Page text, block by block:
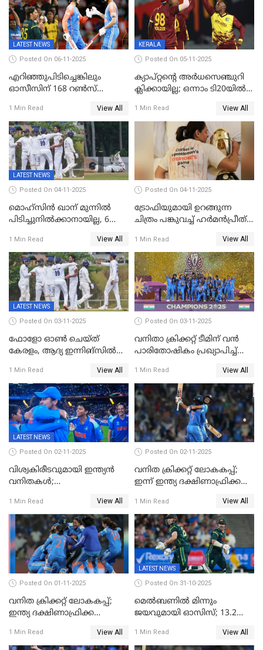
LATEST NEWS
Posted On 06-11-2025
എറിഞ്ഞുപിടിച്ചെങ്കിലും
ഓസീസിന് 168 റൺസ്
1 Min Read View All
KERALA
Posted On 05-11-2025
ക്യാപ്റ്റന്റെ അർധസെഞ്ചുറി
ക്ലിക്കായില്ല; ഒന്നാം ടി20യിൽ
വിൻഡീസിന് ജയം
1 Min Read View All
LATEST NEWS
Posted On 04-11-2025
മൊഹ്സിൻ ഖാന് മുന്നിൽ
പിടിച്ചുനിൽക്കാനായില്ല, 6
കേരളത്തിന് ഇന്നിംഗ്സ്
തോല്‍വി
1 Min Read View All
Posted On 04-11-2025
ട്രോഫിയുമായി ഉറങ്ങുന്ന
ചിത്രം പങ്കുവച്ച് ഹര്‍മന്‍പ്രീത്
1 Min Read View All
LATEST NEWS
Posted On 03-11-2025
ഫോളോ ഓൺ ചെയ്ത്
കേരളം, ആദ്യ ഇന്നിങ്സിൽ
രഞ്ജിയിൽ കർണാടകയ്ക്ക്
കൂറ്റൻ ലീഡ്
1 Min Read View All
Posted On 03-11-2025
വനിതാ ക്രിക്കറ്റ് ടീമിന് വൻ
പാരിതോഷികം പ്രഖ്യാപിച്ച്
1 Min Read View All
LATEST NEWS
Posted On 02-11-2025
വിശ്വകിരീടവുമായി ഇന്ത്യൻ
വനിതകൾ;
ഇന്ത്യയ്ക്ക് വനിതാ ക്രിക്കറ്റ്
ലോകകപ്പ്
1 Min Read View All
Posted On 02-11-2025
വനിത ക്രിക്കറ്റ് ലോകകപ്പ്;
ഇന്ന് ഇന്ത്യ ദക്ഷിണാഫ്രിക്ക
1 Min Read View All
Posted On 01-11-2025
വനിത ക്രിക്കറ്റ് ലോകകപ്പ്;
ഇന്ത്യ ദക്ഷിണാഫ്രിക്ക
1 Min Read View All
LATEST NEWS
Posted On 31-10-2025
മെൽബണിൽ മിന്നും
ജയവുമായി ഓസിസ്; 13.2
പരമ്പരയിൽ ലീഡ്
1 Min Read View All